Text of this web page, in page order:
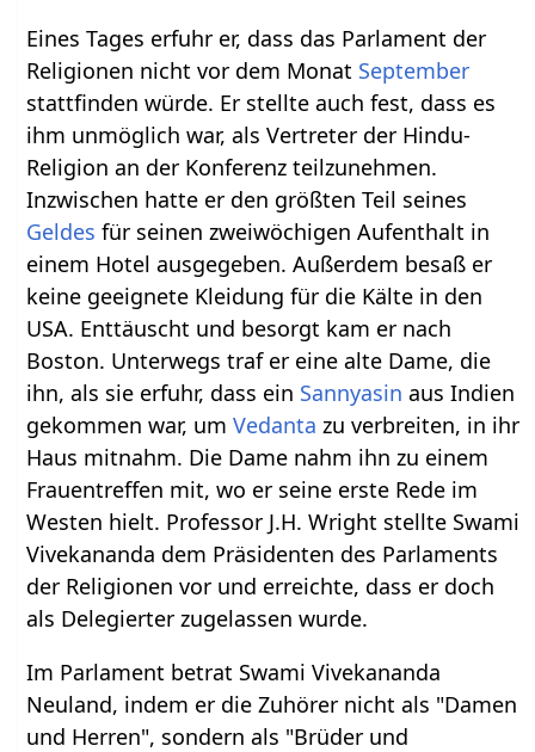
Eines Tages erfuhr er, dass das Parlament der
Religionen nicht vor dem Monat September
stattfinden würde. Er stellte auch fest, dass es
ihm unmöglich war, als Vertreter der Hindu-
Religion an der Konferenz teilzunehmen.
Inzwischen hatte er den größten Teil seines
Geldes für seinen zweiwöchigen Aufenthalt in
einem Hotel ausgegeben. Außerdem besaß er
keine geeignete Kleidung für die Kälte in den
USA. Enttäuscht und besorgt kam er nach
Boston. Unterwegs traf er eine alte Dame, die
ihn, als sie erfuhr, dass ein Sannyasin aus Indien
gekommen war, umVedanta zu verbreiten, in ihr
Haus mitnahm. Die Dame nahm ihn zu einem
Frauentreffen mit, wo er seine erste Rede im
Westen hielt. Professor J.H. Wright stellte Swami
Vivekananda dem Präsidenten des Parlaments
der Religionen vor und erreichte, dass er doch
als Delegierter zugelassen wurde.
Im Parlament betrat Swami Vivekananda
Neuland, indem er die Zuhörer nicht als "Damen
und Herren", sondern als "Brüder und